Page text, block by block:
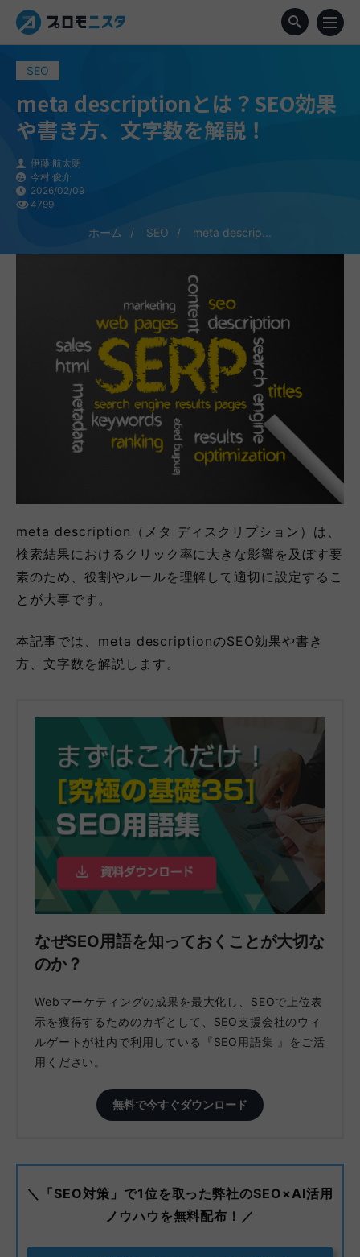
SEO
meta descriptionとは？SEO効果
や書き方、文字数を解説！
伊藤 航太朗
今村 俊介
2026/02/09
4799
ホーム SEO meta descrip...
meta description（メタ ディスクリプション）は、
検索結果におけるクリック率に大きな影響を及ぼす要
素のため、役割やルールを理解して適切に設定するこ
とが大事です。
本記事では、meta descriptionのSEO効果や書き
方、文字数を解説します。
なぜSEO用語を知っておくことが大切な
のか？
Webマーケティングの成果を最大化し、SEOで上位表
示を獲得するためのカギとして、SEO支援会社のウィ
ルゲートが社内で利用している『SEO用語集 』をご活
用ください。
無料で今すぐダウンロード
＼「SEO対策」で1位を取った弊社のSEO×AI活用
ノウハウを無料配布！／